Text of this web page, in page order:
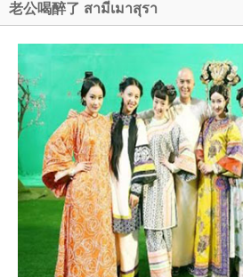
老公喝醉了 สามีเมาสุรา